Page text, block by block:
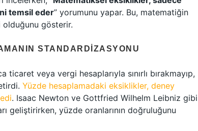
temsil eder” yorumunu yapar. Bu, matematiğin
gösterir.
STANDARDIZASYONU
ticaret veya vergi hesaplarıyla sınırlı bırakmayıp,
Yüzde hesaplamadaki eksiklikler, deney
. Isaac Newton ve Gottfried Wilhelm Leibniz gibi
geliştirirken, yüzde oranlarının doğruluğunu